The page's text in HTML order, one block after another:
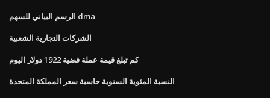
الرسم البياني للسهم dma
الشركات التجارية الشعبية
كم تبلغ قيمة عملة فضية 1922 دولار اليوم
النسبة المئوية السنوية حاسبة سعر المملكة المتحدة